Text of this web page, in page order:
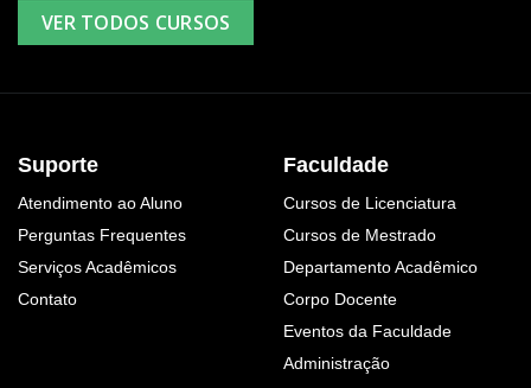
VER TODOS CURSOS
Suporte
Atendimento ao Aluno
Perguntas Frequentes
Serviços Acadêmicos
Contato
Faculdade
Cursos de Licenciatura
Cursos de Mestrado
Departamento Acadêmico
Corpo Docente
Eventos da Faculdade
Administração